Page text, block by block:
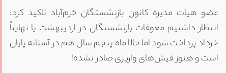
عضو هیات مدیره کانون بازنشستگان خرم‌آباد تاکید کرد:
انتظار داشتیم معوقات بازنشستگان در اردیبهشت یا نهایتاً
خرداد پرداخت شود اما حالا ماه پنجم سال هم در آستانه پایان
است و هنوز فیش‌های واریزی صادر نشده!